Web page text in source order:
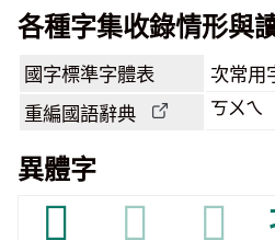
各種字集收錄情形與
國字標準字體表 次常用
重編國語辭典 ㄎㄨㄟ
異體字
𠝥 𠝥 𠝥